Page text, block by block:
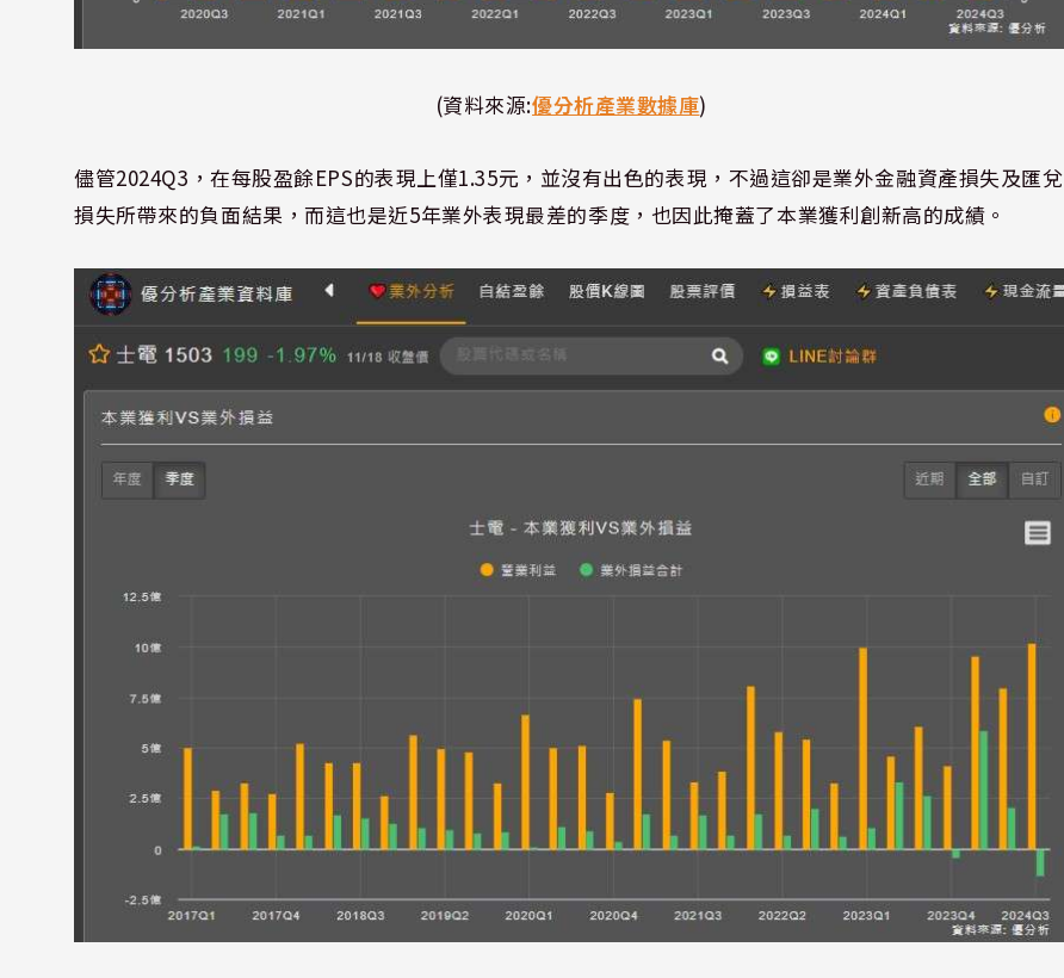
(資料來源:優分析產業數據庫)
儘管2024Q3，在每股盈餘EPS的表現上僅1.35元，並沒有出色的表現，不過這卻是業外金融資產損失及匯兌
損失所帶來的負面結果，而這也是近5年業外表現最差的季度，也因此掩蓋了本業獲利創新高的成績。